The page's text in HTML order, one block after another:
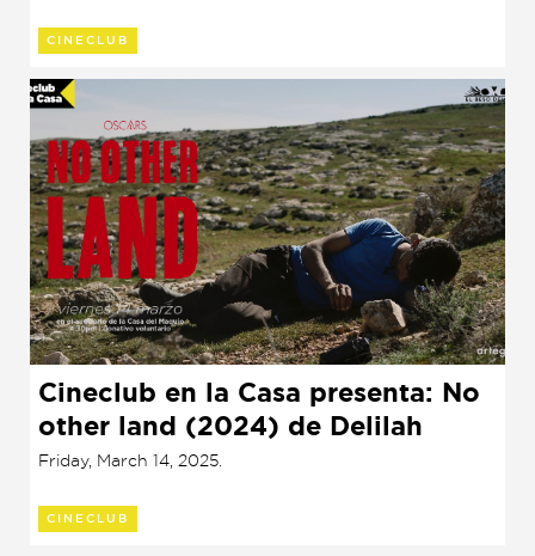
CINECLUB
Cineclub en la Casa presenta: No
other land (2024) de Delilah
Barajas
Friday, March 14, 2025.
CINECLUB